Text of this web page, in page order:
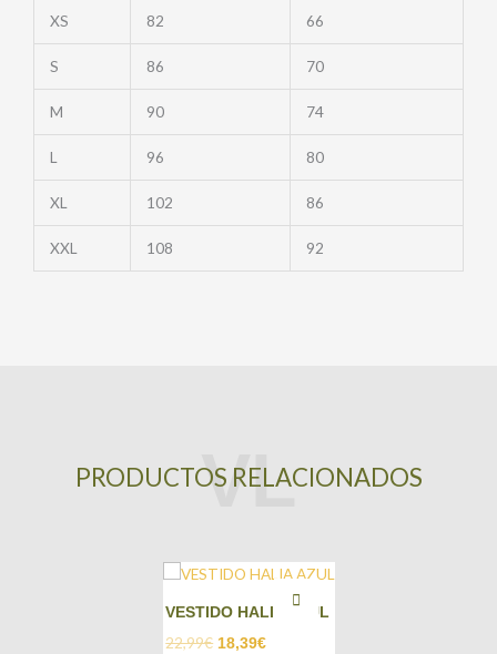
XS 82 66
S 86 70
M 90 74
L 96 80
XL 102 86
XXL 108 92
PRODUCTOS RELACIONADOS
VESTIDO HALIA AZUL
22,99€ 18,39€